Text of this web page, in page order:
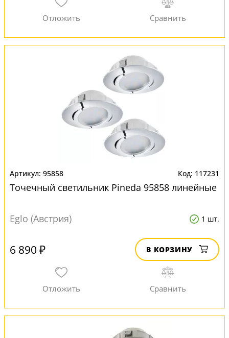
95858 117231
Точечный светильник Pineda 95858 линейные
Eglo (Австрия) 1 шт.
6 890 ₽ В КОРЗИНУ